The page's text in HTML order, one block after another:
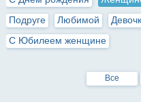
Подруге
Любимой
С Юбилеем женщине
Все